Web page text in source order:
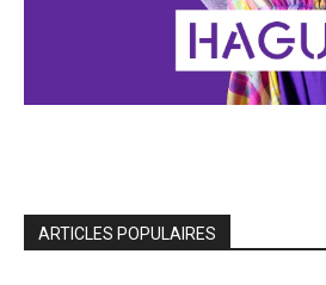
ARTICLES POPULAIRES